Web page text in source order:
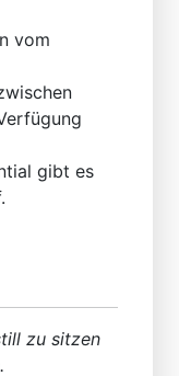
vom
gibt es
zu sitzen